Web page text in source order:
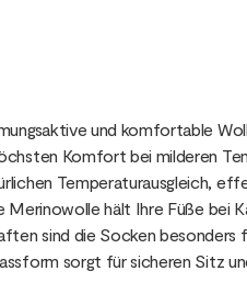
und komfortable
Komfort bei milderen
Temperaturausgleich,
hält Ihre Füße bei
sind die Socken
sorgt für sicheren Sitz